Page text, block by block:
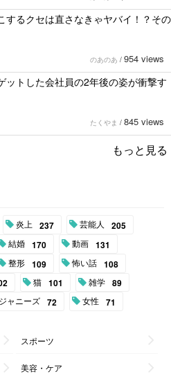
するクセは直さなきゃヤバイ！？その
のあのあ / 954 views
ットした会社員の2年後の姿が衝撃す
たくやま / 845 views
もっと見る
炎上 237 芸能人 205
結婚 170 動画 131
整形 109 怖い話 108
猫 101 雑学 89
ジャニーズ 72 女性 71
スポーツ
美容・ケア